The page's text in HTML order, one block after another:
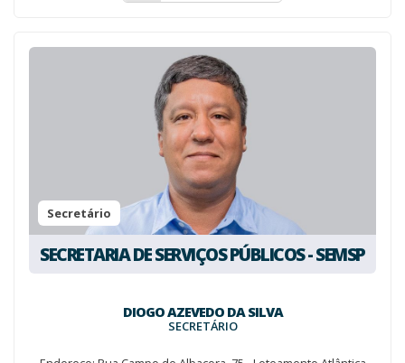
Secretário
SECRETARIA DE SERVIÇOS PÚBLICOS - SEMSP
DIOGO AZEVEDO DA SILVA
SECRETÁRIO